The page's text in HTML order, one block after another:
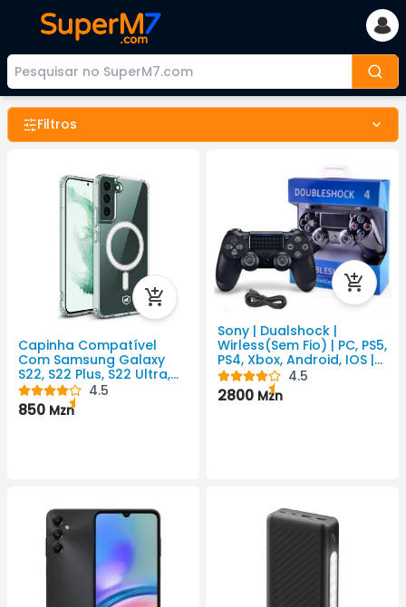
Filtros
Capinha Compatível
Com Samsung Galaxy
S22, S22 Plus, S22 Ultra,
S23, S23 Plus, S23 Ultra,
S24, S24 Plus, S24 Ultra,
S25, S25 Plus, S25 Ultra. |
4.5
850 Mzn
Sony | Dualshock |
Wirless(Sem Fio) | PC, PS5,
PS4, Xbox, Android, IOS |
PlayStation 4
4.5
2800 Mzn